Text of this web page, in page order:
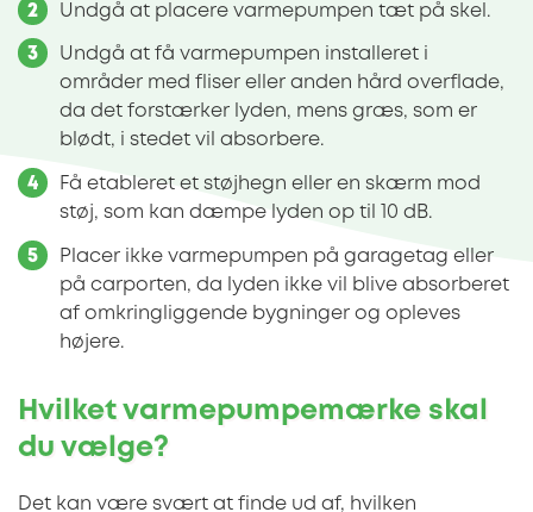
Undgå at placere varmepumpen tæt på skel.
Undgå at få varmepumpen installeret i
områder med fliser eller anden hård overflade,
da det forstærker lyden, mens græs, som er
blødt, i stedet vil absorbere.
Få etableret et støjhegn eller en skærm mod
støj, som kan dæmpe lyden op til 10 dB.
Placer ikke varmepumpen på garagetag eller
på carporten, da lyden ikke vil blive absorberet
af omkringliggende bygninger og opleves
højere.
Hvilket varmepumpemærke skal
du vælge?
Det kan være svært at finde ud af, hvilken